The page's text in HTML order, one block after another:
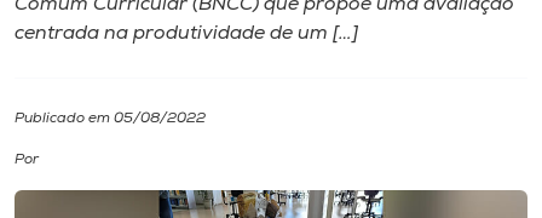
Comum Curricular (BNCC) que propõe uma avaliação
centrada na produtividade de um […]
Publicado em 05/08/2022
Por